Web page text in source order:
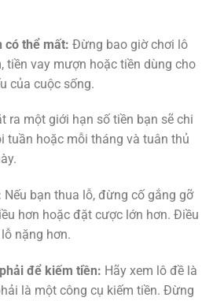
có thể mất: Đừng bao giờ chơi lô
tiền vay mượn hoặc tiền dùng cho
của cuộc sống.
ra một giới hạn số tiền bạn sẽ chi
tuần hoặc mỗi tháng và tuân thủ
Nếu bạn thua lỗ, đừng cố gắng gỡ
hơn hoặc đặt cược lớn hơn. Điều
nặng hơn.
để kiếm tiền: Hãy xem lô đề là
là một công cụ kiếm tiền. Đừng